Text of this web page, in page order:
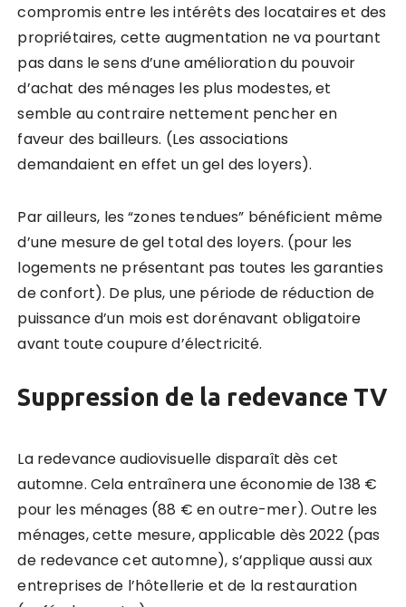
compromis entre les intérêts des locataires et des
propriétaires, cette augmentation ne va pourtant
pas dans le sens d’une amélioration du pouvoir
d’achat des ménages les plus modestes, et
semble au contraire nettement pencher en
faveur des bailleurs. (Les associations
demandaient en effet un gel des loyers).
Par ailleurs, les “zones tendues” bénéficient même
d’une mesure de gel total des loyers. (pour les
logements ne présentant pas toutes les garanties
de confort). De plus, une période de réduction de
puissance d’un mois est dorénavant obligatoire
avant toute coupure d’électricité.
Suppression de la redevance TV
La redevance audiovisuelle disparaît dès cet
automne. Cela entraînera une économie de 138 €
pour les ménages (88 € en outre-mer). Outre les
ménages, cette mesure, applicable dès 2022 (pas
de redevance cet automne), s’applique aussi aux
entreprises de l’hôtellerie et de la restauration